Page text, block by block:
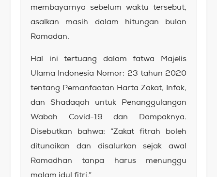
membayarnya sebelum waktu tersebut,
asalkan masih dalam hitungan bulan
Ramadan.
Hal ini tertuang dalam fatwa Majelis
Ulama Indonesia Nomor: 23 tahun 2020
tentang Pemanfaatan Harta Zakat, Infak,
dan Shadaqah untuk Penanggulangan
Wabah Covid-19 dan Dampaknya.
Disebutkan bahwa: “Zakat fitrah boleh
ditunaikan dan disalurkan sejak awal
Ramadhan tanpa harus menunggu
malam idul fitri.”